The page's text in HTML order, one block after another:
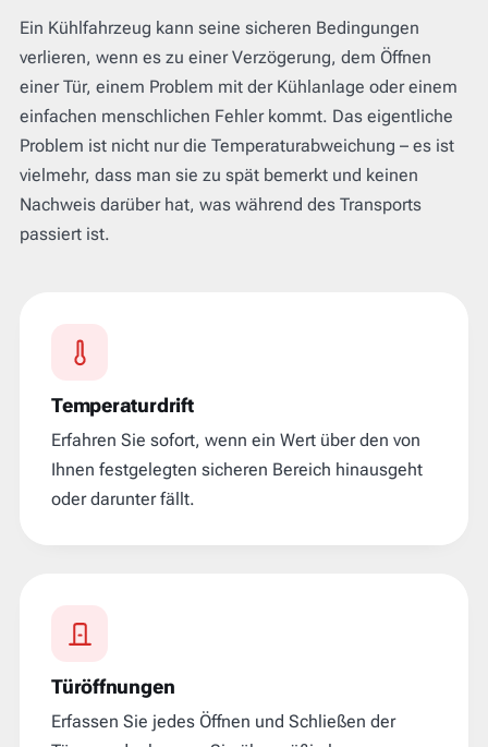
Ein Kühlfahrzeug kann seine sicheren Bedingungen
verlieren, wenn es zu einer Verzögerung, dem Öffnen
einer Tür, einem Problem mit der Kühlanlage oder einem
einfachen menschlichen Fehler kommt. Das eigentliche
Problem ist nicht nur die Temperaturabweichung – es ist
vielmehr, dass man sie zu spät bemerkt und keinen
Nachweis darüber hat, was während des Transports
passiert ist.
Temperaturdrift
Erfahren Sie sofort, wenn ein Wert über den von
Ihnen festgelegten sicheren Bereich hinausgeht
oder darunter fällt.
Türöffnungen
Erfassen Sie jedes Öffnen und Schließen der